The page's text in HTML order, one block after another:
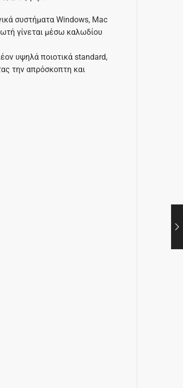
συστήματα Windows, Mac
γίνεται μέσω καλωδίου
υψηλά ποιοτικά standard,
την απρόσκοπτη και